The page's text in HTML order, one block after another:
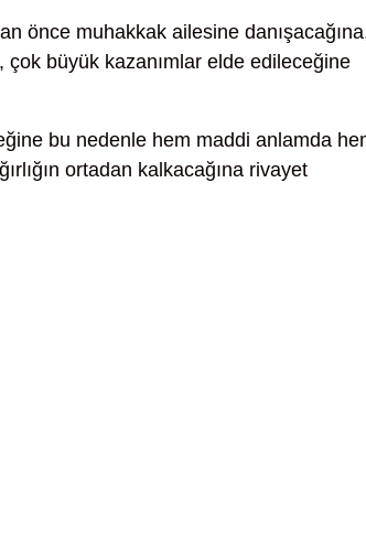
önce muhakkak ailesine
büyük kazanımlar elde edileceğine
bu nedenle hem maddi anlamda
ortadan kalkacağına rivayet